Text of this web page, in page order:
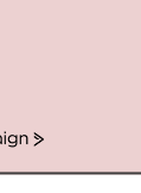
en
no bajó la
single,
, donde